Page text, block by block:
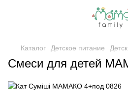
Каталог Детское питание
Смеси для детей